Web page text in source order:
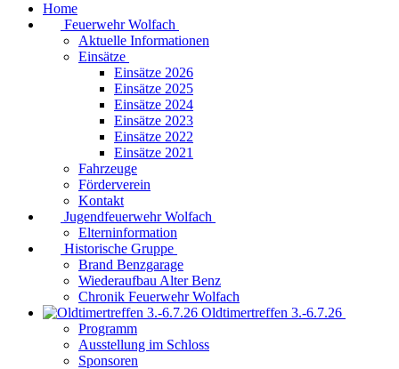
Home
Feuerwehr Wolfach
Aktuelle Informationen
Einsätze
Einsätze 2026
Einsätze 2025
Einsätze 2024
Einsätze 2023
Einsätze 2022
Einsätze 2021
Fahrzeuge
Förderverein
Kontakt
Jugendfeuerwehr Wolfach
Elterninformation
Historische Gruppe
Brand Benzgarage
Wiederaufbau Alter Benz
Chronik Feuerwehr Wolfach
Oldtimertreffen 3.-6.7.26
Programm
Ausstellung im Schloss
Sponsoren